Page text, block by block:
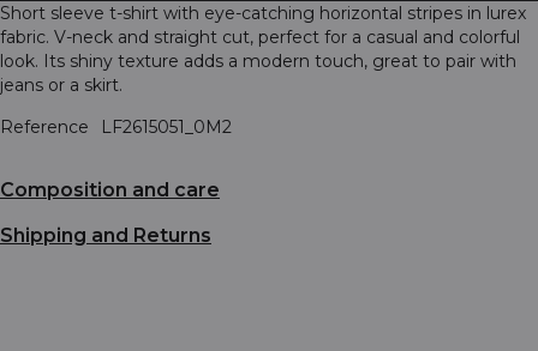
Short sleeve t-shirt with eye-catching horizontal stripes in lurex
fabric. V-neck and straight cut, perfect for a casual and colorful
look. Its shiny texture adds a modern touch, great to pair with
jeans or a skirt.
Reference
LF2615051_0M2
Composition and care
Shipping and Returns